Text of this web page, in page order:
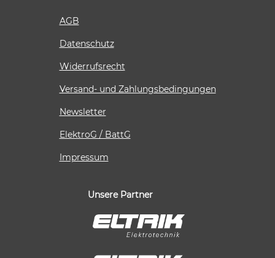
AGB
Datenschutz
Widerrufsrecht
Versand- und Zahlungsbedingungen
Newsletter
ElektroG / BattG
Impressum
Unsere Partner